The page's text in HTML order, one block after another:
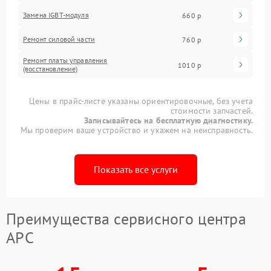
Замена IGBT-модуля 660 р
Ремонт силовой части 760 р
Ремонт платы управления
(восстановление)
1010 р
Цены в прайс-листе указаны ориентировочные, без учета
стоимости запчастей.
Записывайтесь на бесплатную диагностику.
Мы проверим ваше устройство и укажем на неисправность.
Показать все услуги
Преимущества сервисного центра
APC